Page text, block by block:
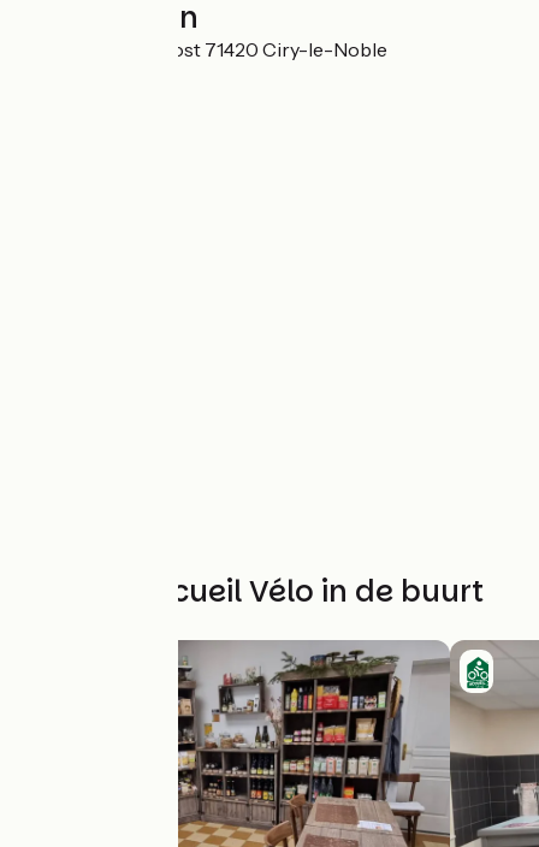
Localisation
2 rue Benoît Lagrost 71420 Ciry-le-Noble
Andere Accueil Vélo in de buurt